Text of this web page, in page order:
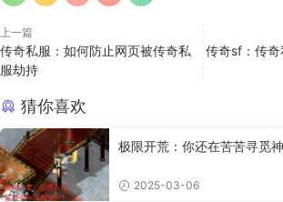
上一篇
传奇私服：如何防止网页被传奇私
服劫持
传奇sf：传
猜你喜欢
极限开荒：你还在苦苦寻觅
2025-03-06